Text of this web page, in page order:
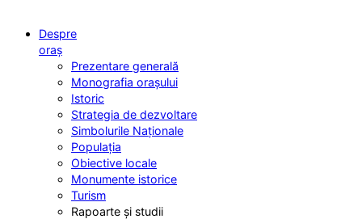
Despre
oraș
Prezentare generală
Monografia orașului
Istoric
Strategia de dezvoltare
Simbolurile Naționale
Populația
Obiective locale
Monumente istorice
Turism
Rapoarte și studii